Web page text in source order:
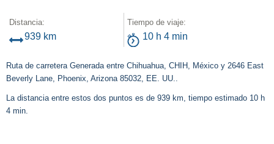
Distancia:
939 km
Tiempo de viaje:
10 h 4 min
Ruta de carretera Generada entre Chihuahua, CHIH, México y 2646 East
Beverly Lane, Phoenix, Arizona 85032, EE. UU..
La distancia entre estos dos puntos es de 939 km, tiempo estimado 10 h
4 min.